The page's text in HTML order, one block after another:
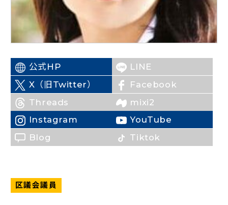
TEAMこくみんうさぎ （新しいタブで開く）
こくみんオンラインスクール （新しいタブで開く）
国民民主党学生部（新しいタブで開く）
二次創作ガイドライン （新しいタブで開く）
プライバシーポリシー
特定商取引法に基づく表記
公式HP
（新しいタブで開く）
LINE
X（旧Twitter）
（新しいタブで開く）
Facebook
Threads
mixi2
Instagram
（新しいタブで開く）
YouTube
（新しいタブで開く）
Blog Tiktok
区議会議員